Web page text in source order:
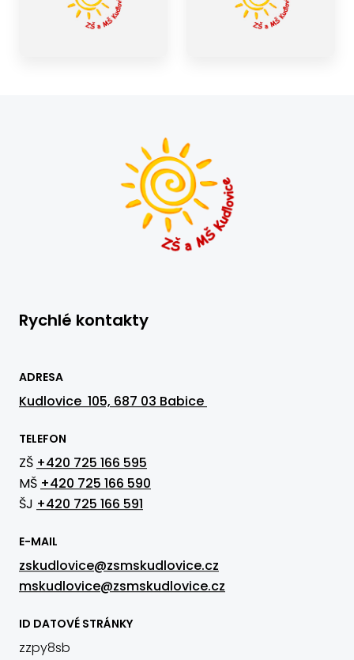
Rychlé kontakty
ADRESA
Kudlovice 105, 687 03 Babice
TELEFON
ZŠ +420 725 166 595
MŠ +420 725 166 590
ŠJ +420 725 166 591
E-MAIL
zskudlovice@zsmskudlovice.cz
mskudlovice@zsmskudlovice.cz
ID DATOVÉ STRÁNKY
zzpy8sb